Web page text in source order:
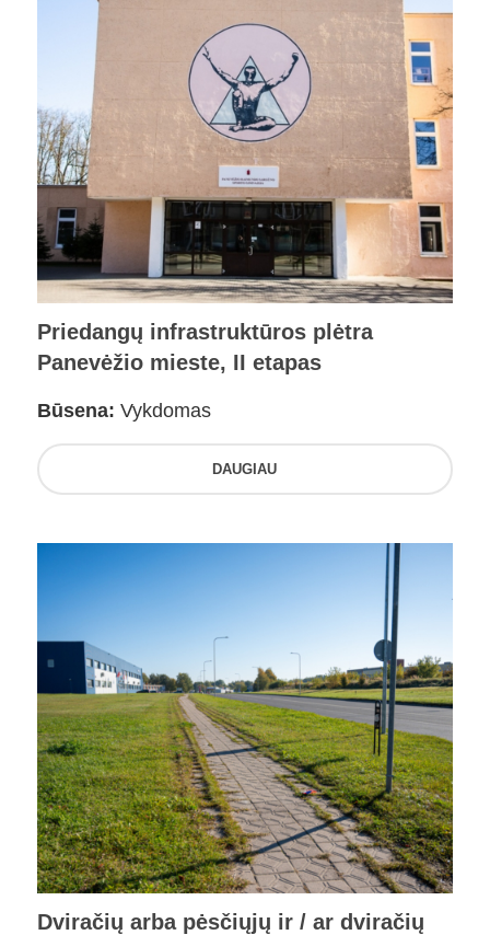
Priedangų infrastruktūros plėtra
Panevėžio mieste, II etapas
Būsena: Vykdomas
DAUGIAU
Dviračių arba pėsčiųjų ir / ar dviračių